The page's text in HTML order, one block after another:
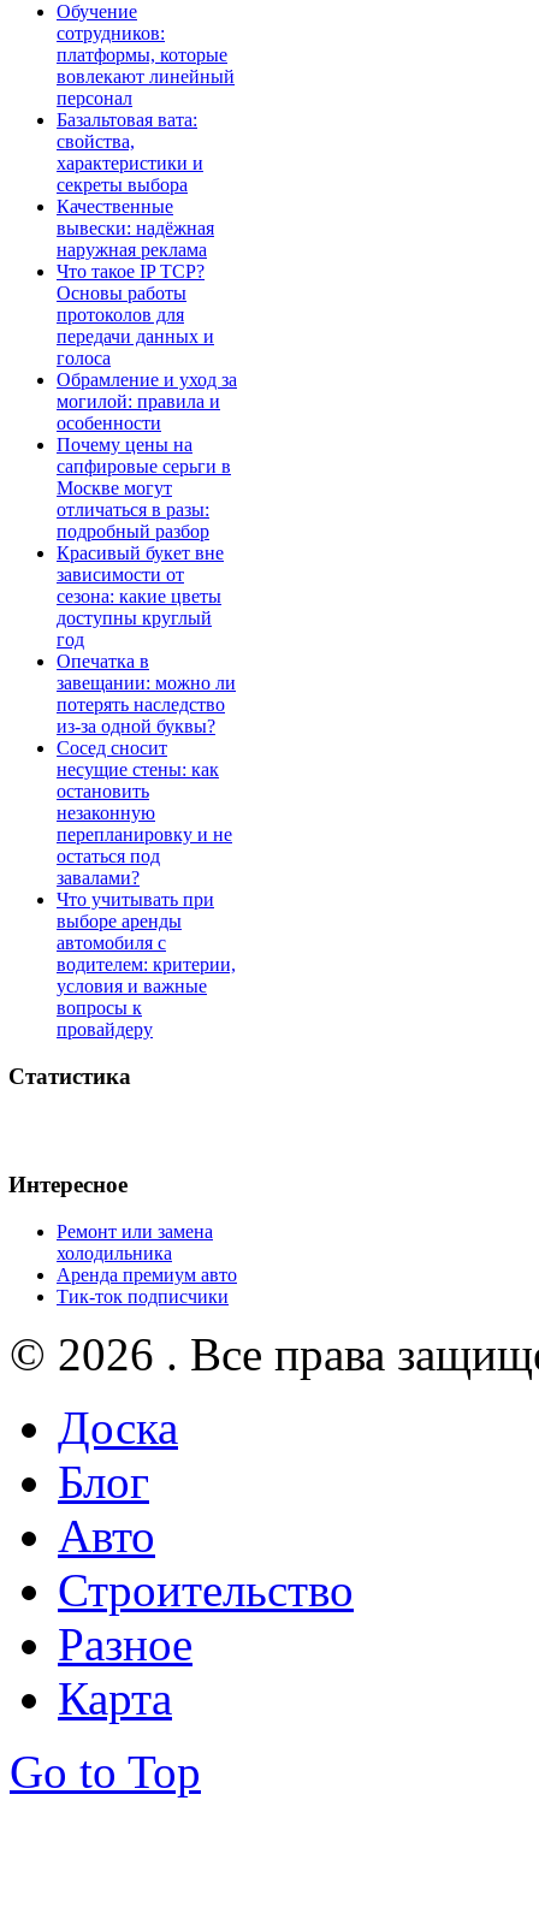
Обучение
сотрудников:
платформы, которые
вовлекают линейный
персонал
Базальтовая вата:
свойства,
характеристики и
секреты выбора
Качественные
вывески: надёжная
наружная реклама
Что такое IP TCP?
Основы работы
протоколов для
передачи данных и
голоса
Обрамление и уход за
могилой: правила и
особенности
Почему цены на
сапфировые серьги в
Москве могут
отличаться в разы:
подробный разбор
Красивый букет вне
зависимости от
сезона: какие цветы
доступны круглый
год
Опечатка в
завещании: можно ли
потерять наследство
из-за одной буквы?
Сосед сносит
несущие стены: как
остановить
незаконную
перепланировку и не
остаться под
завалами?
Что учитывать при
выборе аренды
автомобиля с
водителем: критерии,
условия и важные
вопросы к
провайдеру
Статистика
Интересное
Ремонт или замена
холодильника
Аренда премиум авто
Тик-ток подписчики
© 2026 . Все права
Доска
Блог
Авто
Строительство
Разное
Карта
Go to Top